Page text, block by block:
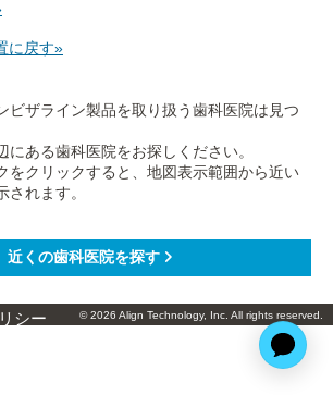
に戻す»
ビザライン製品を取り扱う歯科医院は見つ
にある歯科医院をお探しください。
をクリックすると、地図表示範囲から近い
されます。
シー © 2026 Align Technology, Inc. All rights reserved.